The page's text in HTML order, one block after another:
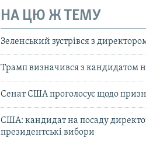
НА ЦЮ Ж ТЕМУ
Зеленський зустрівся з
Трамп визначився з кандидатом
Сенат США проголосує щодо
США: кандидат на посаду
президентські вибори